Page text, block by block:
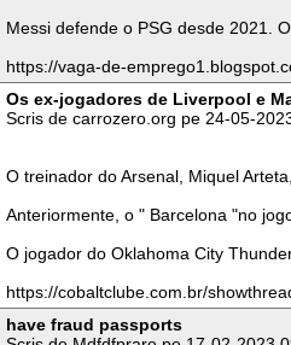
Messi defende o PSG desde 2021.
https://vaga-de-
Os ex-jogadores de Liverpool e
Scris de carrozero.org pe 24-05-
O treinador do Arsenal, Miquel
Anteriormente, o " Barcelona "no
O jogador do Oklahoma City
https://cobaltclube.com.br/
have fraud passports